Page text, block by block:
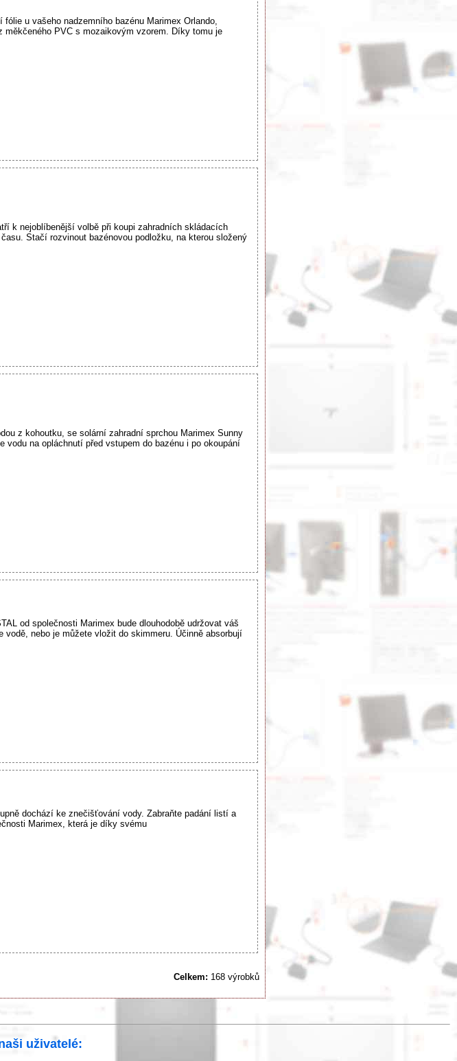
u vašeho nadzemního bazénu Marimex Orlando,
PVC s mozaikovým vzorem. Díky tomu je
k nejoblíbenější volbě při koupi zahradních skládacích
Stačí rozvinout bazénovou podložku, na kterou složený
z kohoutku, se solární zahradní sprchou Marimex Sunny
na opláchnutí před vstupem do bazénu i po okoupání
od společnosti Marimex bude dlouhodobě udržovat váš
nebo je můžete vložit do skimmeru. Účinně absorbují
dochází ke znečišťování vody. Zabraňte padání listí a
Marimex, která je díky svému
Celkem: 168 výrobků
uživatelé: